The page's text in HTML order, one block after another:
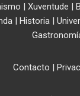
| Xuventude |
| Historia|
Contacto |